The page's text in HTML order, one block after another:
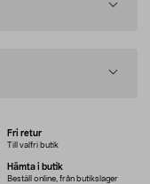
Fri retur
Till valfri butik
Hämta i butik
Beställ online, från butikslager